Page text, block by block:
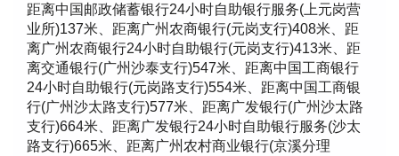
距离中国邮政储蓄银行24小时自助银行服务(上元岗营
业所)137米、距离广州农商银行(元岗支行)408米、距
离广州农商银行24小时自助银行(元岗支行)413米、距
离交通银行(广州沙泰支行)547米、距离中国工商银行
24小时自助银行(元岗路支行)554米、距离中国工商银
行(广州沙太路支行)577米、距离广发银行(广州沙太路
支行)664米、距离广发银行24小时自助银行服务(沙太
路支行)665米、距离广州农村商业银行(京溪分理